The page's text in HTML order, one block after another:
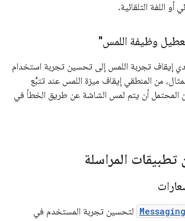
أو اللفة التلقائية.
وظيفة اللمس"
إيقاف تجربة اللمس إلى تحسين تجربة استخدام
من المنطقي إيقاف ميزة اللمس عند تتبُّع
المحتمل أن يتم لمس الشاشة عن طريق الخطأ في
تطبيقات المراسلة
لتحسين تجربة المستخدم في